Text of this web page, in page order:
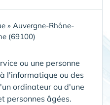
» Auvergne-Rhône-
(69100)
ou une personne
l'informatique ou des
ordinateur ou d'une
personnes âgées.